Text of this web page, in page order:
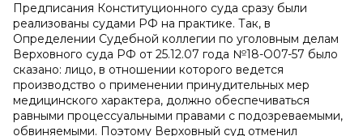
Предписания Конституционного суда сразу были
реализованы судами РФ на практике. Так, в
Определении Судебной коллегии по уголовным делам
Верховного суда РФ от 25.12.07 года №18-О07-57 было
сказано: лицо, в отношении которого ведется
производство о применении принудительных мер
медицинского характера, должно обеспечиваться
равными процессуальными правами с подозреваемыми,
обвиняемыми. Поэтому Верховный суд отменил